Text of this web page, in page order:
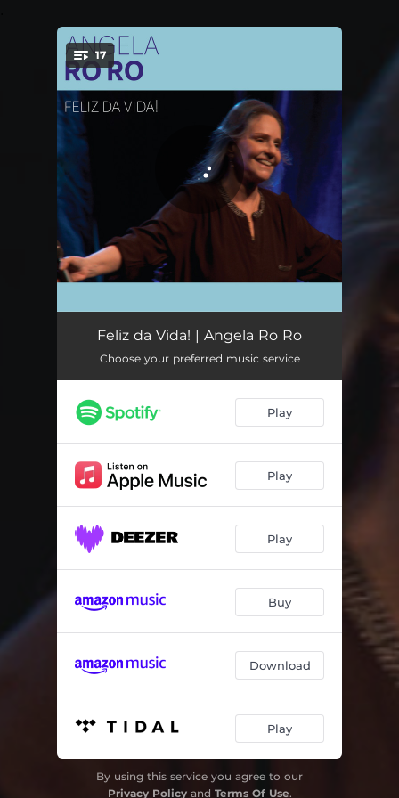
You're all set!
17
Feliz da Vida! 03:18
De Amor e Mar 03:14
Vou Por Aí... 03:26
Ela Sumiu 04:22
Muitas Canções 03:35
Romance Espetacular 04:05
Salve Jorge! 03:52
01:29
04:27
Beijos Na Boca 02:53
Tudo por um Triz 03:52
Canto Livre
Feliz da Vida! | Angela Ro Ro
Choose your preferred music service
Play
Play
Play
Buy
Download
Play
By using this service you agree to our
Privacy Policyand Terms Of Use.